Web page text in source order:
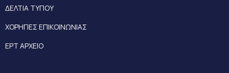
ΔΕΛΤΙΑ ΤΥΠΟΥ
ΧΟΡΗΓΙΕΣ ΕΠΙΚΟΙΝΩΝΙΑΣ
ΕΡΤ ΑΡΧΕΙΟ